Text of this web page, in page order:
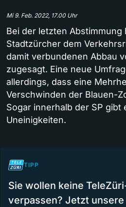
Mi 9. Feb. 2022, 17.00 Uhr
Bei der letzten Abstimmung
Stadtzürcher dem
damit verbundenen Abbau
zugesagt. Eine neue
allerdings, dass eine
Verschwinden der Blauen-
Sogar innerhalb der SP gibt
Uneinigkeiten.
TIPP
Sie wollen keine
verpassen? Jetzt unsere